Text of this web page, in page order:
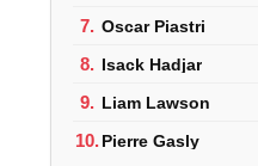
7. Oscar Piastri
8. Isack Hadjar
9. Liam Lawson
10.Pierre Gasly